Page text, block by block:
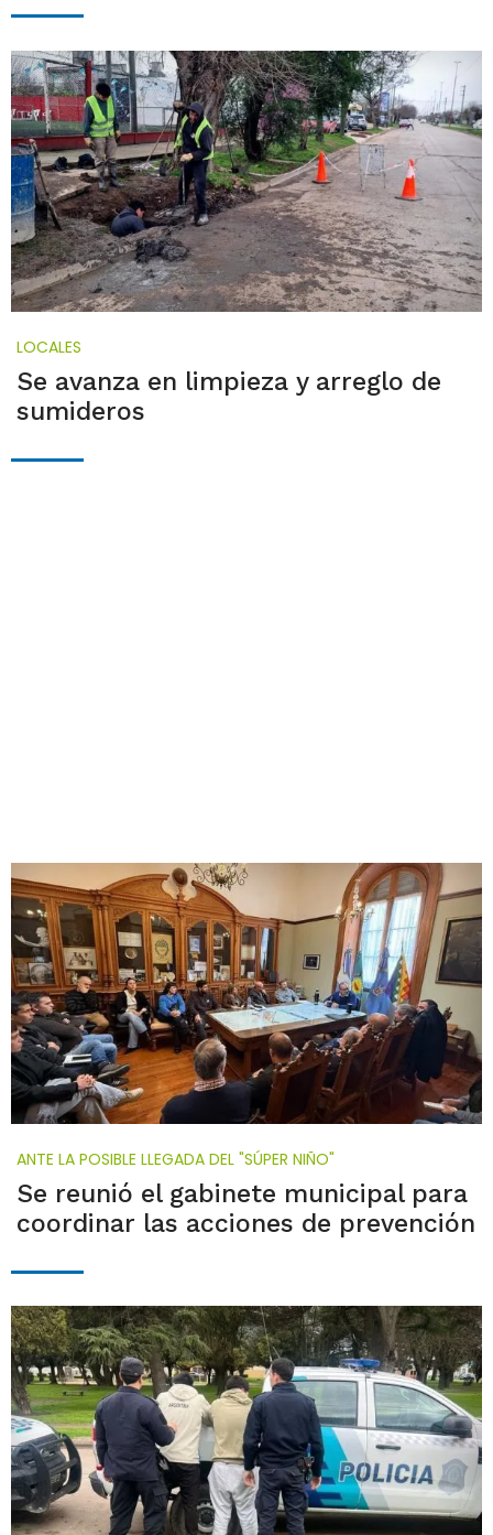
LOCALES
Se avanza en limpieza y arreglo de
sumideros
ANTE LA POSIBLE LLEGADA DEL "SÚPER NIÑO"
Se reunió el gabinete municipal para
coordinar las acciones de prevención